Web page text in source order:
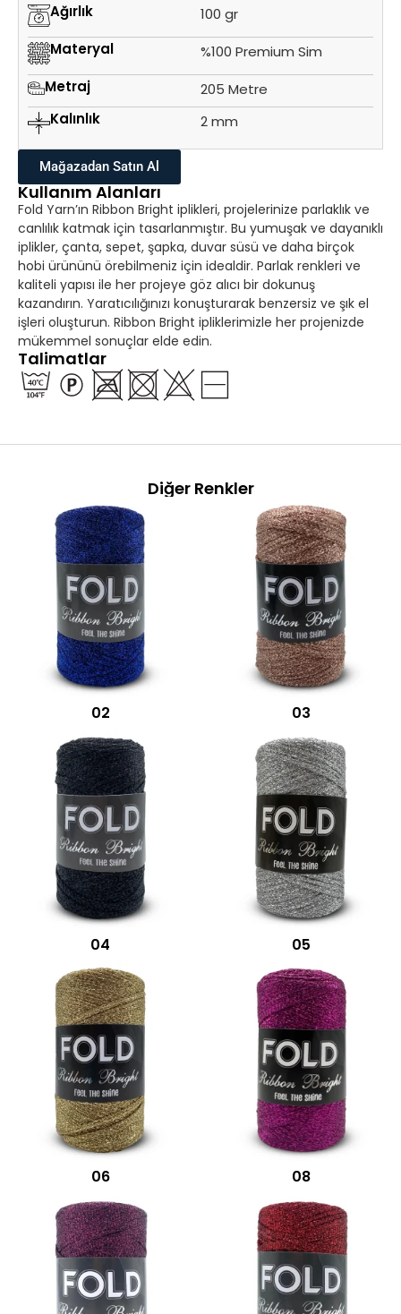
Ağırlık
100 gr
Materyal
%100 Premium Sim
Metraj
205 Metre
Kalınlık
2 mm
Mağazadan Satın Al
Kullanım Alanları
Fold Yarn’ın Ribbon Bright iplikleri, projelerinize parlaklık ve
canlılık katmak için tasarlanmıştır. Bu yumuşak ve dayanıklı
iplikler, çanta, sepet, şapka, duvar süsü ve daha birçok
hobi ürününü örebilmeniz için idealdir. Parlak renkleri ve
kaliteli yapısı ile her projeye göz alıcı bir dokunuş
kazandırın. Yaratıcılığınızı konuşturarak benzersiz ve şık el
işleri oluşturun. Ribbon Bright ipliklerimizle her projenizde
mükemmel sonuçlar elde edin.
Talimatlar
Diğer Renkler
02 03
04 05
06 08